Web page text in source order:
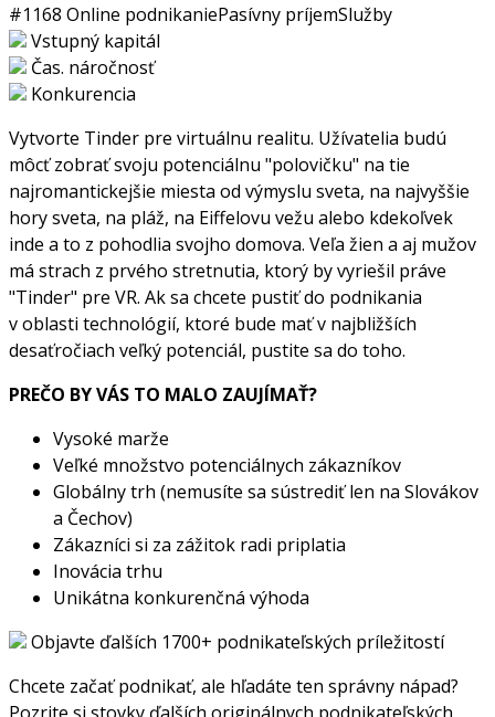
#1168 Online podnikaniePasívny príjemSlužby
Vstupný kapitál
Čas. náročnosť
Konkurencia
Vytvorte Tinder pre virtuálnu realitu. Užívatelia budú
môcť zobrať svoju potenciálnu "polovičku" na tie
najromantickejšie miesta od výmyslu sveta, na najvyššie
hory sveta, na pláž, na Eiffelovu vežu alebo kdekoľvek
inde a to z pohodlia svojho domova. Veľa žien a aj mužov
má strach z prvého stretnutia, ktorý by vyriešil práve
"Tinder" pre VR. Ak sa chcete pustiť do podnikania
v oblasti technológií, ktoré bude mať v najbližších
desaťročiach veľký potenciál, pustite sa do toho.
PREČO BY VÁS TO MALO ZAUJÍMAŤ?
Vysoké marže
Veľké množstvo potenciálnych zákazníkov
Globálny trh (nemusíte sa sústrediť len na Slovákov
a Čechov)
Zákazníci si za zážitok radi priplatia
Inovácia trhu
Unikátna konkurenčná výhoda
Objavte ďalších 1700+ podnikateľských príležitostí
Chcete začať podnikať, ale hľadáte ten správny nápad?